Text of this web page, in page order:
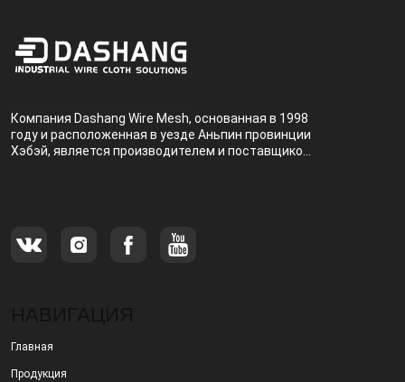
Компания Dashang Wire Mesh, основанная в 1998
году и расположенная в уезде Аньпин провинции
Хэбэй, является производителем и поставщиком,
Главная
Продукция